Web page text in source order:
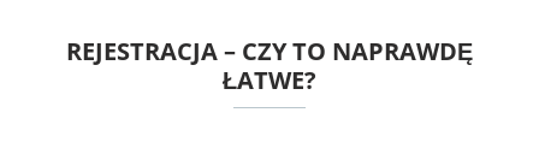
REJESTRACJA – CZY TO NAPRAWDĘ
ŁATWE?